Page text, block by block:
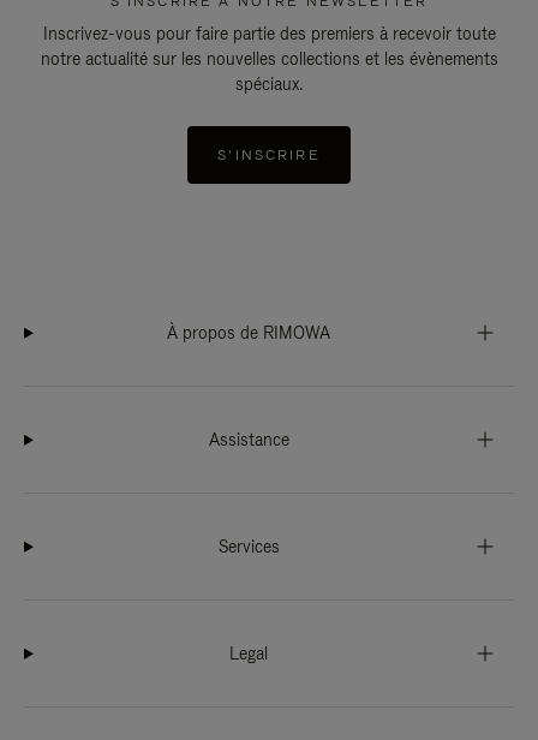
Inscrivez-vous pour faire partie des premiers à recevoir toute
notre actualité sur les nouvelles collections et les évènements
spéciaux.
S'INSCRIRE
À propos de RIMOWA
Assistance
Services
Legal